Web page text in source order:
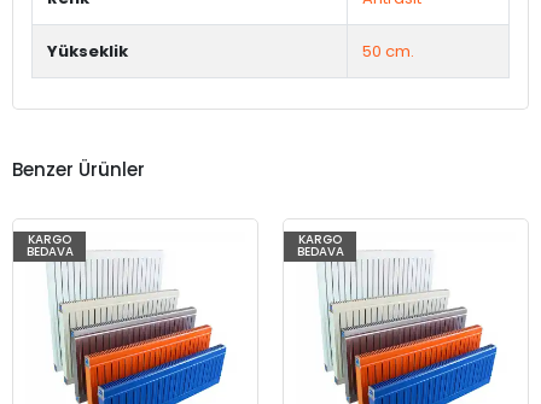
Yükseklik 50 cm.
Benzer Ürünler
KARGO
BEDAVA
KARGO
BEDAVA